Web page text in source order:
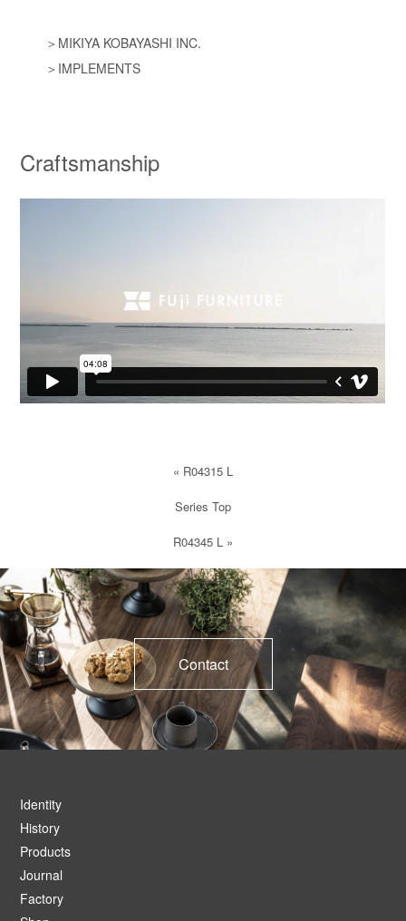
＞ MIKIYA KOBAYASHI INC.
＞ IMPLEMENTS
Craftsmanship
« R04315 L
Series Top
R04345 L »
Contact
Identity
History
Products
Journal
Factory